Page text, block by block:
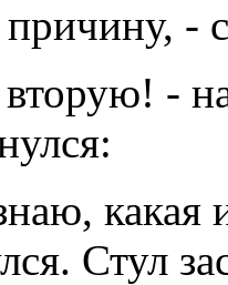
-
-
какая
Стул